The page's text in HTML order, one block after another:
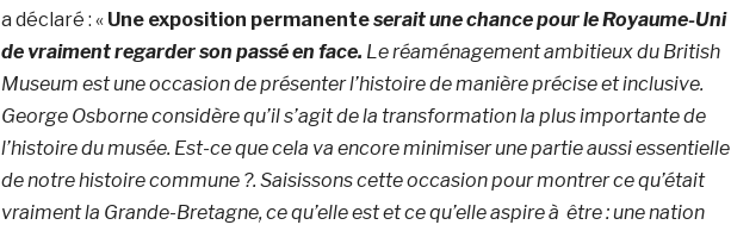
a déclaré : « Une exposition permanenteserait une chance pour le Royaume-Uni
de vraiment regarder son passé en face. Le réaménagement ambitieux du British
Museum est une occasion de présenter l’histoire de manière précise et inclusive.
George Osborne considère qu’il s’agit de la transformation la plus importante de
l’histoire du musée. Est-ce que cela va encore minimiser une partie aussi essentielle
de notre histoire commune ?. Saisissons cette occasion pour montrer ce qu’était
vraiment la Grande-Bretagne, ce qu’elle est et ce qu’elle aspire à être : une nation